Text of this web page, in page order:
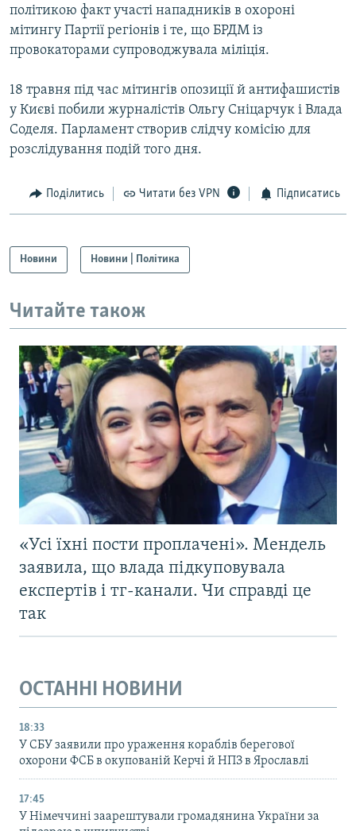
політикою факт участі нападників в охороні
мітингу Партії регіонів і те, що БРДМ із
провокаторами супроводжувала міліція.
18 травня під час мітингів опозиції й антифашистів
у Києві побили журналістів Ольгу Сніцарчук і Влада
Соделя. Парламент створив слідчу комісію для
розслідування подій того дня.
Поділитись Читати без VPN Підписатись
Новини Новини | Політика
Читайте також
«Усі їхні пости проплачені». Мендель
заявила, що влада підкуповувала
експертів і тг-канали. Чи справді це
так
ОСТАННІ НОВИНИ
18:33
У СБУ заявили про ураження кораблів берегової
охорони ФСБ в окупованій Керчі й НПЗ в Ярославлі
17:45
У Німеччині заарештували громадянина України за